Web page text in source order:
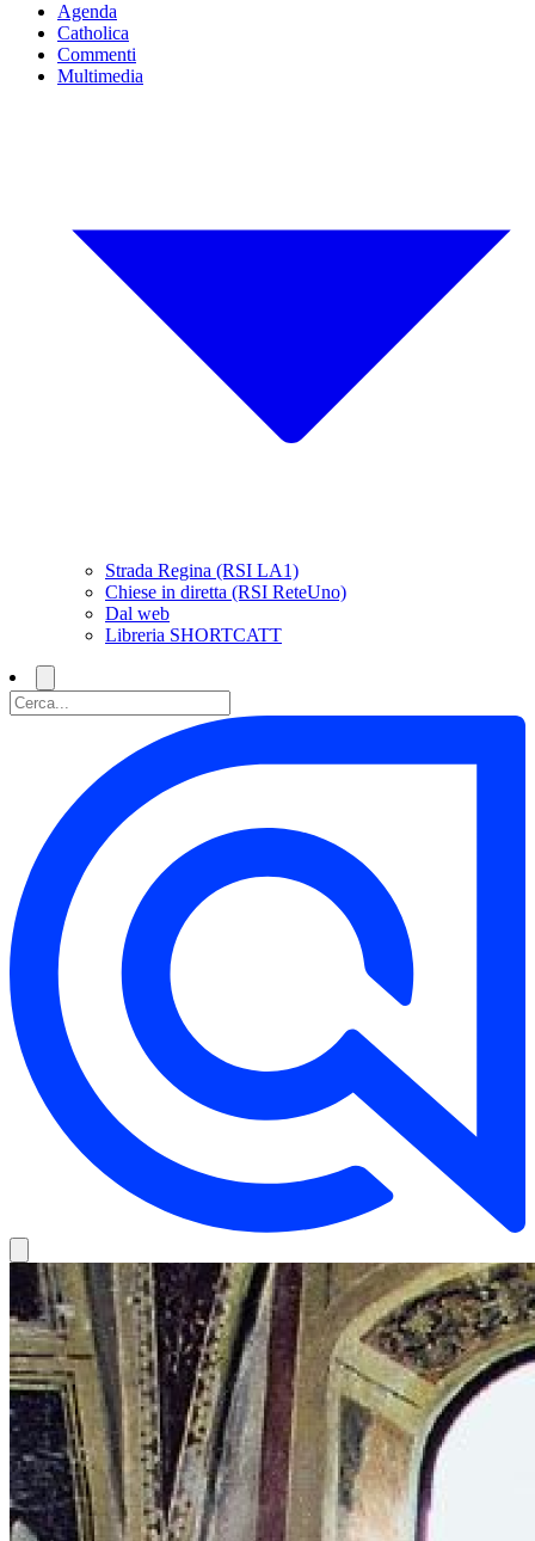
Agenda
Catholica
Commenti
Multimedia
Strada Regina (RSI LA1)
Chiese in diretta (RSI ReteUno)
Dal web
Libreria SHORTCATT